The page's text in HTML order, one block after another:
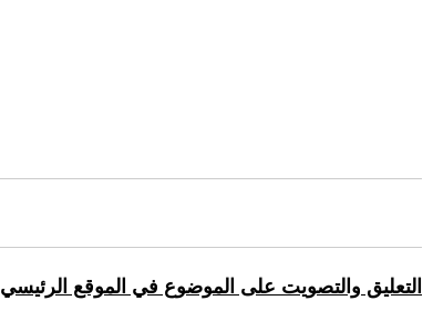
التعليق والتصويت على الموضوع في الموقع الرئيسي